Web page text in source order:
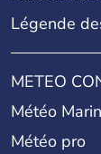
Légende
METEO
Météo
Météo pro